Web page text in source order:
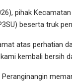
pihak
beserta truk
atas perhatian
kembali bersih
Peranginangin